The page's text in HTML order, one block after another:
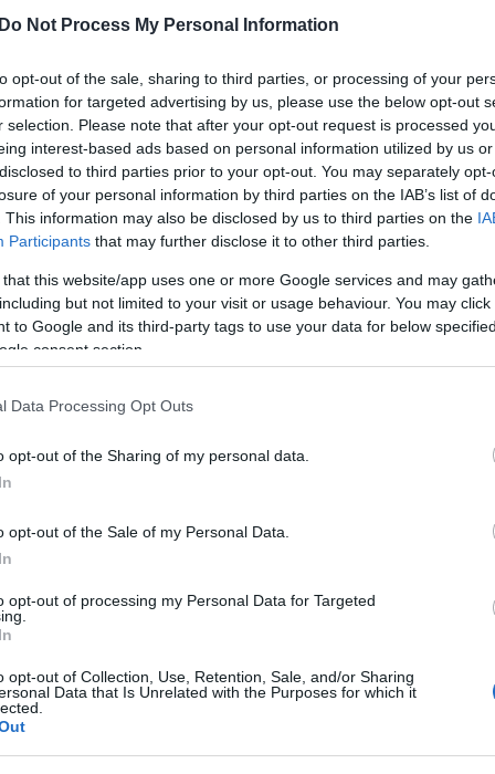
Do Not Process My Personal Information
opt-out of the sale, sharing to third parties, or processing of your
for targeted advertising by us, please use the below opt-out
selection. Please note that after your opt-out request is processed
interest-based ads based on personal information utilized by us
to third parties prior to your opt-out. You may separately
of your personal information by third parties on the IAB’s list of
This information may also be disclosed by us to third parties on the
Participants that may further disclose it to other third parties.
that this website/app uses one or more Google services and may
but not limited to your visit or usage behaviour. You may
to Google and its third-party tags to use your data for below
consent section.
Data Processing Opt Outs
opt-out of the Sharing of my personal data.
opt-out of the Sale of my Personal Data.
opt-out of processing my Personal Data for Targeted
opt-out of Collection, Use, Retention, Sale, and/or Sharing
Data that Is Unrelated with the Purposes for which it
ίσως αποτελεί τη μεγαλύτερη απόδειξη ότι κάτι δεν
αντιμετωπίζουν τους εργαζομένους τους.
γυναίκες- εργαζόμενες μητέρεςμαζεύτηκαν
και ούρλιαζαν για 20 λεπτά. Μία ακόμη
σωστά.
εργαζόμενοι αποχωρούν ή αλλάζουν δουλειές και σε
οι εργοδότες. Μέσα στο 2023 αναμένεται να εξελιχθεί
αγορά εργασίας το φαινόμενο που εν μέσω
αυτόν τον «βαρύγδουπο» όρο και το γιατί δεν μας
NOW
χέρια μας δεν κάνουν ποτέ λάθος. Ειδικά όταν
"Θάνατος".